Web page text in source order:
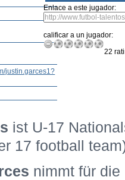
justin.garces1?
Enlace a este jugador:
calificar a un jugador:
22
ist U-17
17 football
nimmt für die